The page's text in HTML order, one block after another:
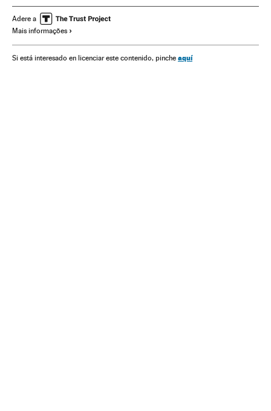
Campeonato mundial Futebol
Adere a
Mais informações
Si está interesado en licenciar este contenido, pinche aquí